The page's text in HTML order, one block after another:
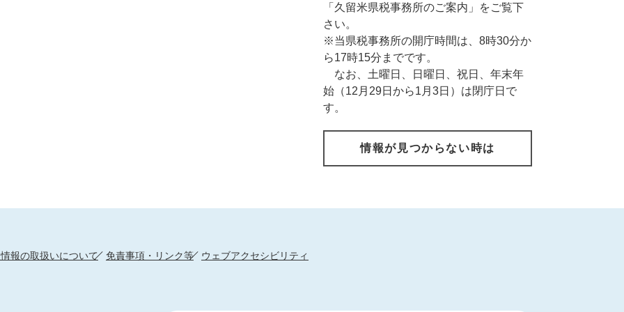
「久留米県税事務所のご案内」をご覧下
さい。
※当県税事務所の開庁時間は、8時30分か
ら17時15分までです。
なお、土曜日、日曜日、祝日、年末年
始（12月29日から1月3日）は閉庁日で
す。
情報が見つからない時は
報の取扱いについて 免責事項・リンク等 ウェブアクセシビリティ